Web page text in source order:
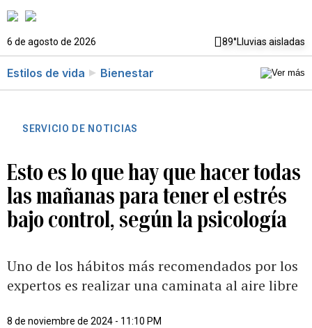
6 de agosto de 2026 89°Lluvias aisladas
Estilos de vida Bienestar
SERVICIO DE NOTICIAS
Esto es lo que hay que hacer todas
las mañanas para tener el estrés
bajo control, según la psicología
Uno de los hábitos más recomendados por los
expertos es realizar una caminata al aire libre
8 de noviembre de 2024 - 11:10 PM